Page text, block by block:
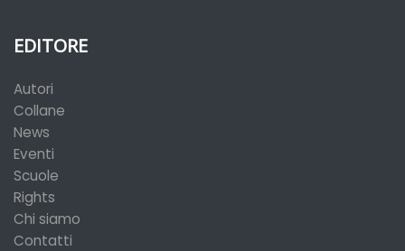
EDITORE
Autori
Collane
News
Eventi
Scuole
Rights
Chi siamo
Contatti